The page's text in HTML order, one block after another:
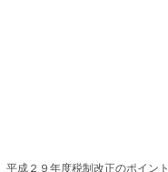
平成２９年度税制改正のポイント